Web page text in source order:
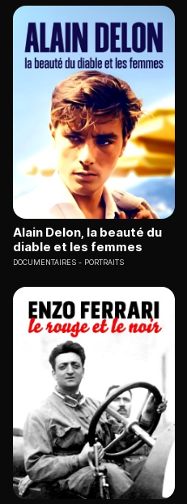
Alain Delon, la beauté du
diable et les femmes
DOCUMENTAIRES PORTRAITS